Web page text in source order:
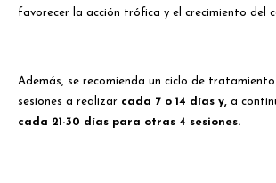
favorecer la acción trófica y el crecimiento del
Además, se recomienda un ciclo de
sesiones a realizar cada 7 o 14 días y, a
cada 21-30 días para otras 4 sesiones.